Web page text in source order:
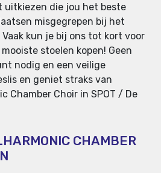
uitkiezen die jou het beste
misgegrepen bij het
kun je bij ons tot kort voor
stoelen kopen! Geen
nodig en een veilige
en geniet straks van
Chamber Choir in SPOT / De
CHAMBER